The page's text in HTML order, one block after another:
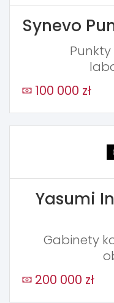
Synevo
100 000 zł
Yasumi
Gabinety
200 000 zł